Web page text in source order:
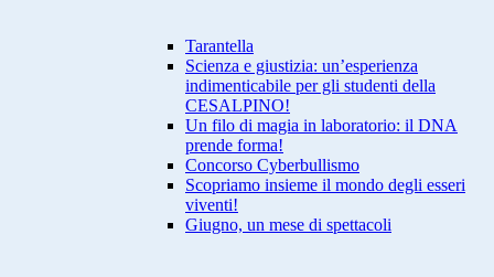
Tarantella
Scienza e giustizia: un’esperienza
indimenticabile per gli studenti della
CESALPINO!
Un filo di magia in laboratorio: il DNA
prende forma!
Concorso Cyberbullismo
Scopriamo insieme il mondo degli esseri
viventi!
Giugno, un mese di spettacoli